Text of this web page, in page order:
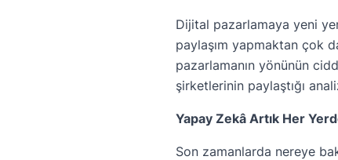
Dijital pazarlamaya yeni
paylaşım yapmaktan çok
pazarlamanın yönünün
şirketlerinin paylaştığı
Yapay Zekâ Artık Her
Son zamanlarda nereye